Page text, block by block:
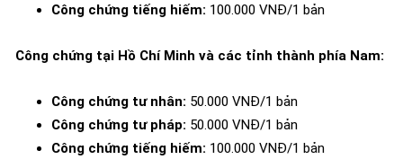
Công chứng tiếng hiếm: 100.000 VNĐ/1 bản
Công chứng tại Hồ Chí Minh và các tỉnh thành phía Nam:
Công chứng tư nhân: 50.000 VNĐ/1 bản
Công chứng tư pháp: 50.000 VNĐ/1 bản
Công chứng tiếng hiếm: 100.000 VNĐ/1 bản